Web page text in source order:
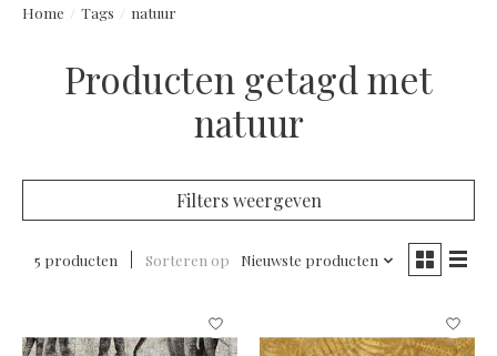
Home / Tags / natuur
Producten getagd met
natuur
Filters weergeven
5 producten Sorteren op Nieuwste producten